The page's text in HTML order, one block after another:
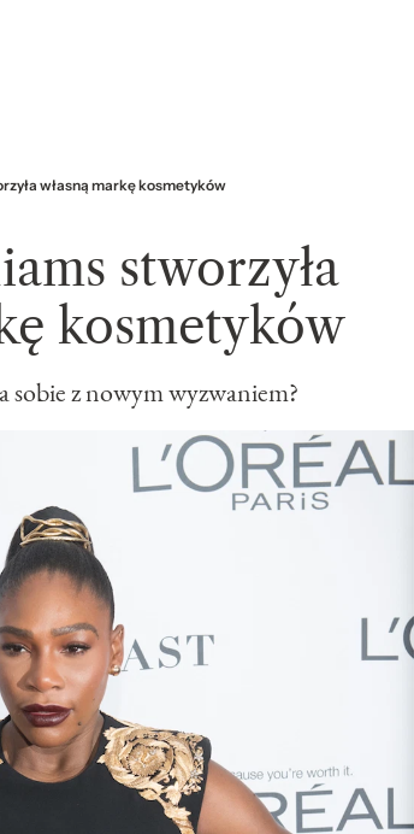
własną markę kosmetyków
stworzyła
kosmetyków
sobie z nowym wyzwaniem?